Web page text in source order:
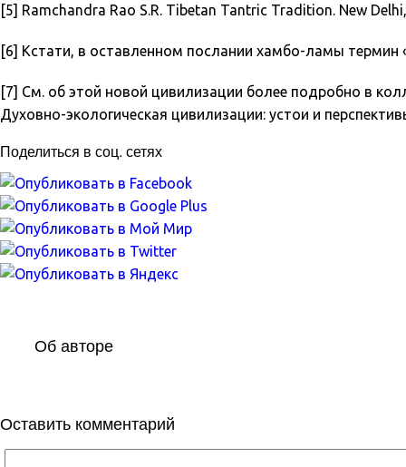
[5] Ramchandra Rao S.R. Tibetan Tantric Tradition. New
[6] Кстати, в оставленном послании хамбо-ламы термин
[7] См. об этой новой цивилизации более подробно в
Духовно-экологическая цивилизации: устои и
Поделиться в соц. сетях
Об авторе
Оставить комментарий